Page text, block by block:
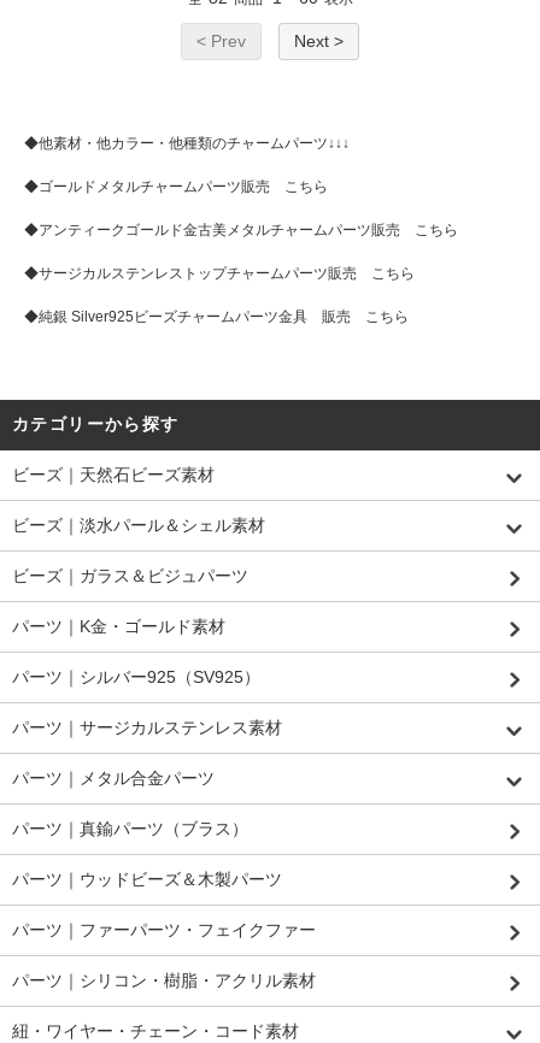
< Prev Next >
◆他素材・他カラー・他種類のチャームパーツ↓↓↓
◆ゴールドメタルチャームパーツ販売 こちら
◆アンティークゴールド金古美メタルチャームパーツ販売 こちら
◆サージカルステンレストップチャームパーツ販売 こちら
◆純銀 Silver925ビーズチャームパーツ金具 販売 こちら
カテゴリーから探す
ビーズ｜天然石ビーズ素材
ビーズ｜淡水パール＆シェル素材
ビーズ｜ガラス＆ビジュパーツ
パーツ｜K金・ゴールド素材
パーツ｜シルバー925（SV925）
パーツ｜サージカルステンレス素材
パーツ｜メタル合金パーツ
パーツ｜真鍮パーツ（ブラス）
パーツ｜ウッドビーズ＆木製パーツ
パーツ｜ファーパーツ・フェイクファー
パーツ｜シリコン・樹脂・アクリル素材
紐・ワイヤー・チェーン・コード素材